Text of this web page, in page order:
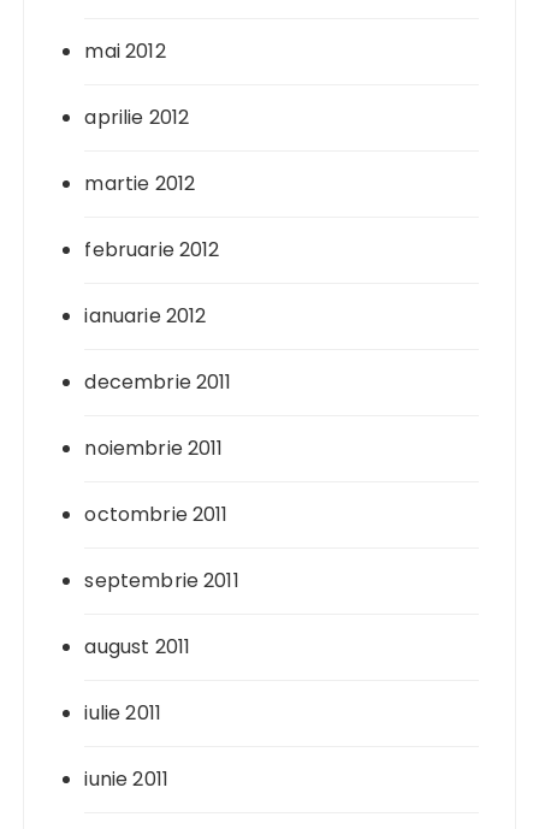
mai 2012
aprilie 2012
martie 2012
februarie 2012
ianuarie 2012
decembrie 2011
noiembrie 2011
octombrie 2011
septembrie 2011
august 2011
iulie 2011
iunie 2011